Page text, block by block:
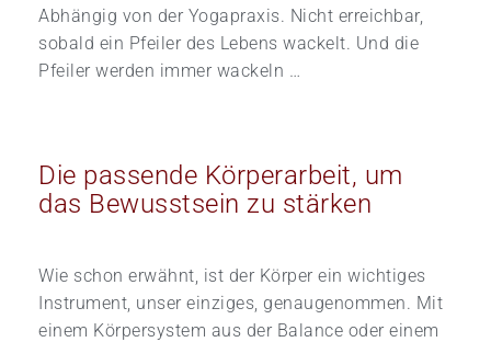
Abhängig von der Yogapraxis. Nicht erreichbar,
sobald ein Pfeiler des Lebens wackelt. Und die
Pfeiler werden immer wackeln …
Die passende Körperarbeit, um
das Bewusstsein zu stärken
Wie schon erwähnt, ist der Körper ein wichtiges
Instrument, unser einziges, genaugenommen. Mit
einem Körpersystem aus der Balance oder einem